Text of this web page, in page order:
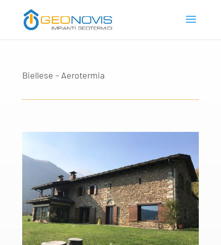
Biellese – Aerotermia